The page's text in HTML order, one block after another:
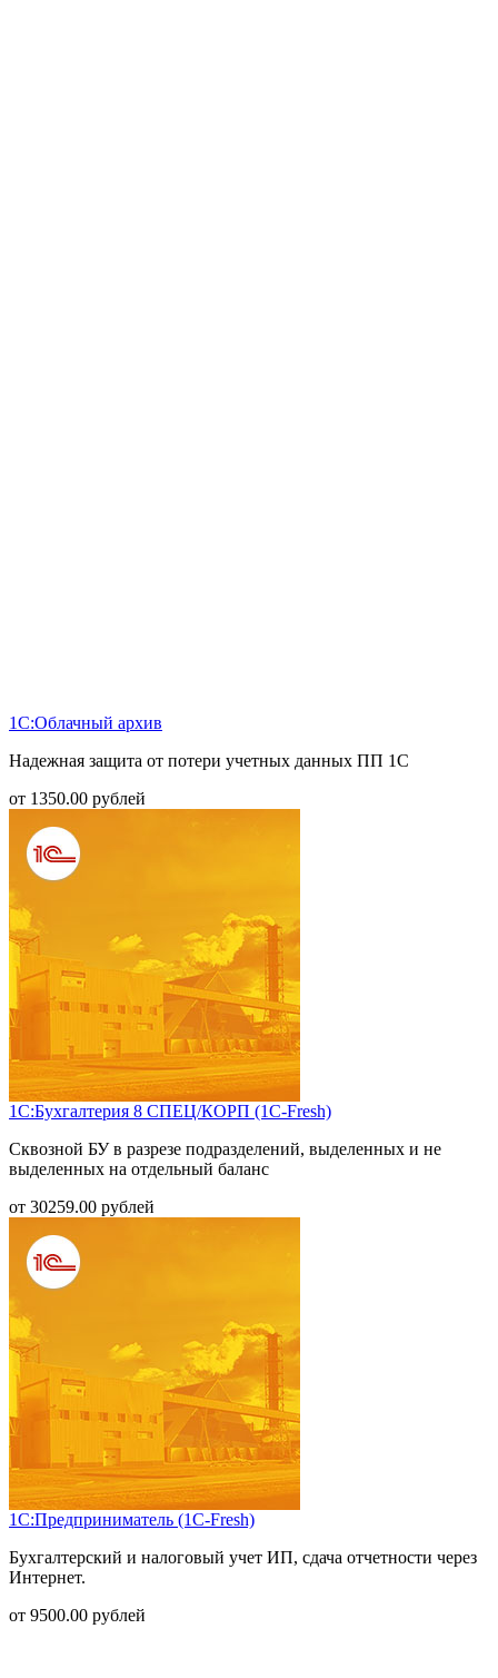
1С:Облачный архив
Надежная защита от потери учетных данных ПП 1С
от 1350.00 рублей
1С:Бухгалтерия 8 СПЕЦ/КОРП (1С-Fresh)
Сквозной БУ в разрезе подразделений, выделенных и не
выделенных на отдельный баланс
от 30259.00 рублей
1С:Предприниматель (1С-Fresh)
Бухгалтерский и налоговый учет ИП, сдача отчетности через
Интернет.
от 9500.00 рублей